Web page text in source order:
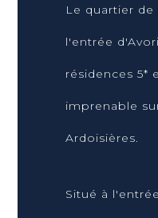
Le quartier de
l'entrée
résidences 5*
imprenable
Ardoisières.
Situé à